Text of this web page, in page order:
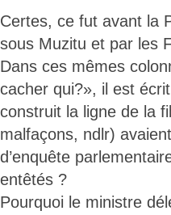
Certes, ce fut avant la
sous Muzitu et par les
Dans ces mêmes
cacher qui?», il est
construit la ligne de la
malfaçons, ndlr)
d’enquête
entêtés ?
Pourquoi le ministre